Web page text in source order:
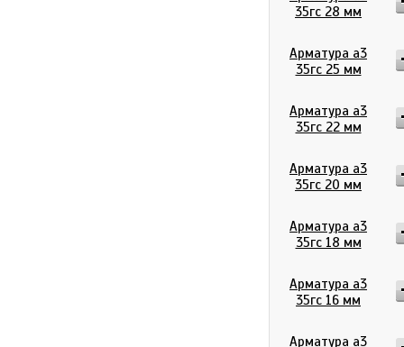
35гс 28 мм
Арматура а3
35гс 25 мм
Арматура а3
35гс 22 мм
Арматура а3
35гс 20 мм
Арматура а3
35гс 18 мм
Арматура а3
35гс 16 мм
Арматура а3